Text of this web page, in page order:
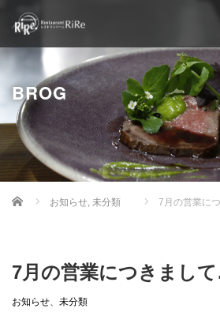
BROG
Home お知らせ, 未分類 7月の営業に
7月の営業につきまし
お知らせ、 未分類